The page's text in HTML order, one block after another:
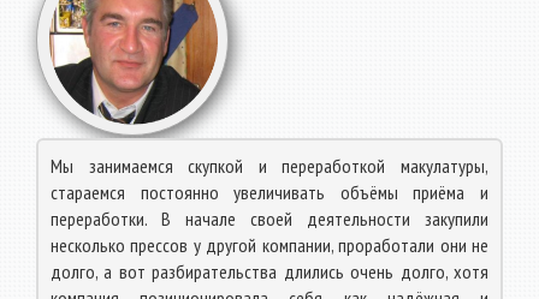
Мы занимаемся скупкой и переработкой макулатуры,
стараемся постоянно увеличивать объёмы приёма и
переработки. В начале своей деятельности закупили
несколько прессов у другой компании, проработали они не
долго, а вот разбирательства длились очень долго, хотя